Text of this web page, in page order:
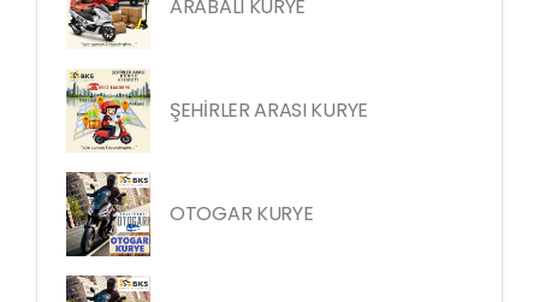
ARABALI KURYE
ŞEHİRLER ARASI KURYE
OTOGAR KURYE